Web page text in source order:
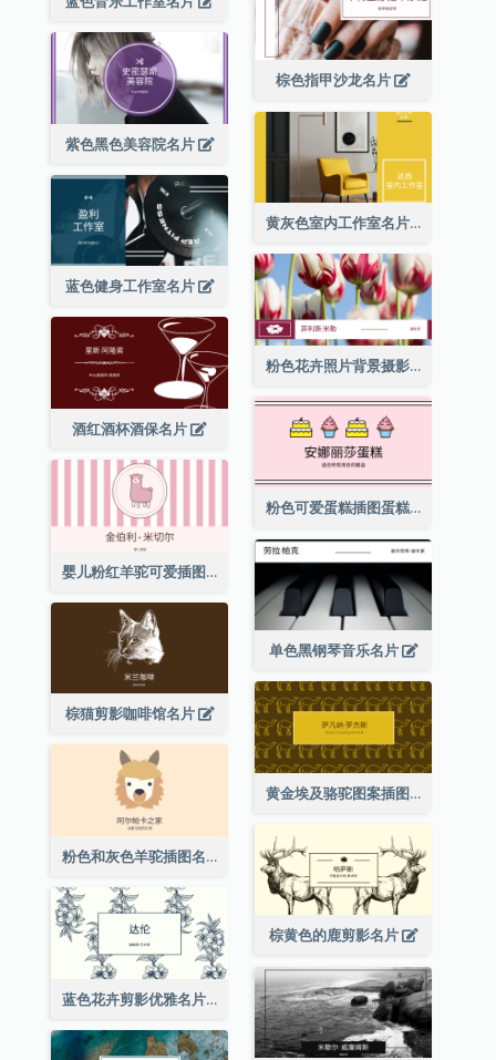
棕色指甲沙龙名片
紫色黑色美容院名片
黄灰色室内工作室名片
蓝色健身工作室名片
粉色花卉照片背景摄影师名片
酒红酒杯酒保名片
粉色可爱蛋糕插图蛋糕店名片
婴儿粉红羊驼可爱插图名片
单色黑钢琴音乐名片
棕猫剪影咖啡馆名片
黄金埃及骆驼图案插图名片
粉色和灰色羊驼插图名片
棕黄色的鹿剪影名片
蓝色花卉剪影优雅名片